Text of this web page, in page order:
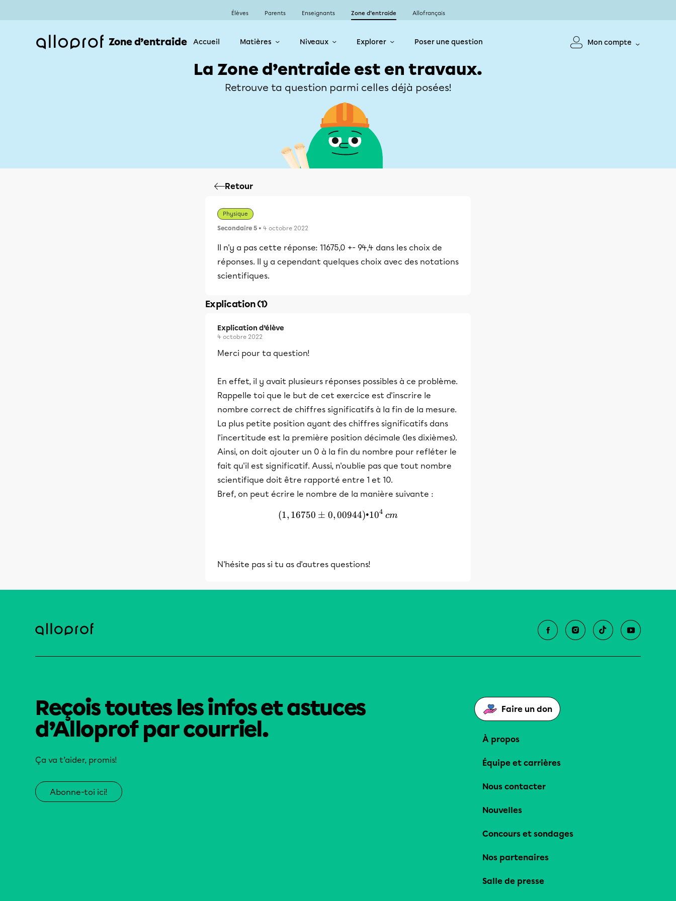
Élèves Parents Enseignants Zone d’entraide Allofrançais
Zone d’entraide Accueil Matières Niveaux Explorer Poser une question Mon compte
La Zone d’entraide est en travaux.
Retrouve ta question parmi celles déjà posées!
Retour
Physique
Secondaire 5 • 4 octobre 2022
Il n'y a pas cette réponse: 11675,0 +- 94,4 dans les choix de
réponses. Il y a cependant quelques choix avec des notations
scientifiques.
Explication (1)
Explication d’élève
4 octobre 2022
Merci pour ta question!
En effet, il y avait plusieurs réponses possibles à ce problème.
Rappelle toi que le but de cet exercice est d'inscrire le
nombre correct de chiffres significatifs à la fin de la mesure.
La plus petite position ayant des chiffres significatifs dans
l'incertitude est la première position décimale (les dixièmes).
Ainsi, on doit ajouter un 0 à la fin du nombre pour refléter le
fait qu'il est significatif. Aussi, n'oublie pas que tout nombre
scientifique doit être rapporté entre 1 et 10.
Bref, on peut écrire le nombre de la manière suivante :
(1,16750±0,00944)•10^4\:cm
(1, 16750 ± 0,00944)•104 cm
N'hésite pas si tu as d'autres questions!
Reçois toutes les infos et astuces
d’Alloprof par courriel.
Ça va t’aider, promis!
Abonne-toi ici!
Faire un don
À propos
Équipe et carrières
Nous contacter
Nouvelles
Concours et sondages
Nos partenaires
Salle de presse